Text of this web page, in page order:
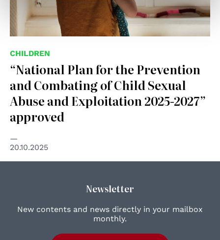
CHILDREN
“National Plan for the Prevention
and Combating of Child Sexual
Abuse and Exploitation 2025-2027”
approved
20.10.2025
Newsletter
New contents and news directly in your mailbox
monthly.